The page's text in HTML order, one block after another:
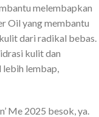
melembapkan
Oil yang membantu
dari radikal bebas.
kulit dan
lembap,
Me 2025 besok, ya.